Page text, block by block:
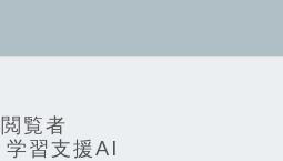
閲覧者
学習支援AI